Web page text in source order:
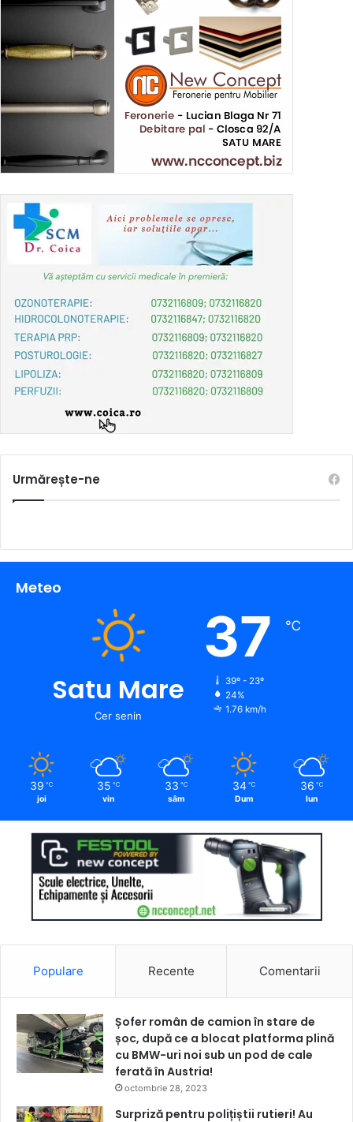
Urmărește-ne
Meteo
Satu Mare
Cer senin
37 ℃
39º - 23º
24%
1.76 km/h
39 ℃
joi
35 ℃
vin
33 ℃
sâm
34 ℃
Dum
36 ℃
lun
Populare Recente Comentarii
Șofer român de camion în stare de
șoc, după ce a blocat platforma plină
cu BMW-uri noi sub un pod de cale
ferată în Austria!
octombrie 28, 2023
Surpriză pentru polițiștii rutieri! Au